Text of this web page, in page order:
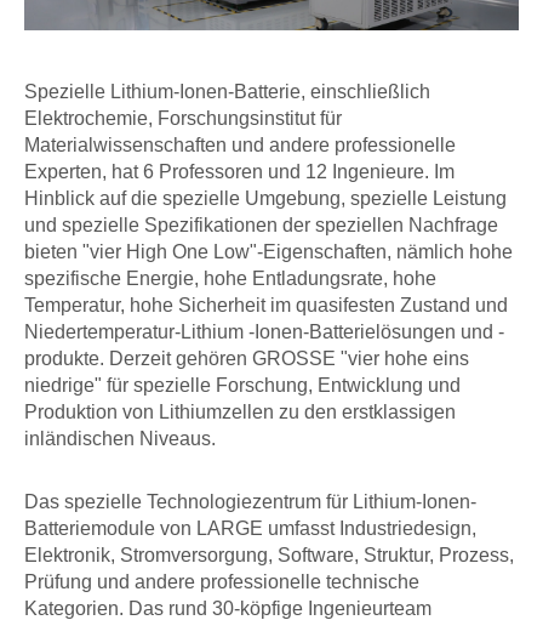
Spezielle Lithium-Ionen-Batterie, einschließlich
Elektrochemie, Forschungsinstitut für
Materialwissenschaften und andere professionelle
Experten, hat 6 Professoren und 12 Ingenieure. Im
Hinblick auf die spezielle Umgebung, spezielle Leistung
und spezielle Spezifikationen der speziellen Nachfrage
bieten "vier High One Low"-Eigenschaften, nämlich hohe
spezifische Energie, hohe Entladungsrate, hohe
Temperatur, hohe Sicherheit im quasifesten Zustand und
Niedertemperatur-Lithium -Ionen-Batterielösungen und -
produkte. Derzeit gehören GROSSE "vier hohe eins
niedrige" für spezielle Forschung, Entwicklung und
Produktion von Lithiumzellen zu den erstklassigen
inländischen Niveaus.
Das spezielle Technologiezentrum für Lithium-Ionen-
Batteriemodule von LARGE umfasst Industriedesign,
Elektronik, Stromversorgung, Software, Struktur, Prozess,
Prüfung und andere professionelle technische
Kategorien. Das rund 30-köpfige Ingenieurteam